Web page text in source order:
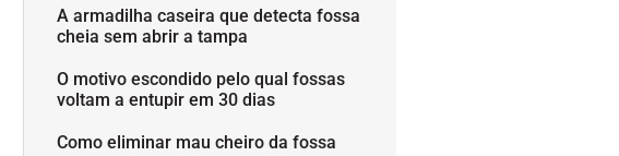
A armadilha caseira que detecta fossa
cheia sem abrir a tampa
O motivo escondido pelo qual fossas
voltam a entupir em 30 dias
Como eliminar mau cheiro da fossa